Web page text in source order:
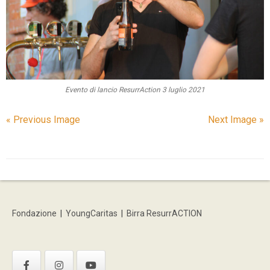
Evento di lancio ResurrAction 3 luglio 2021
« Previous Image Next Image »
Fondazione YoungCaritas Birra ResurrACTION